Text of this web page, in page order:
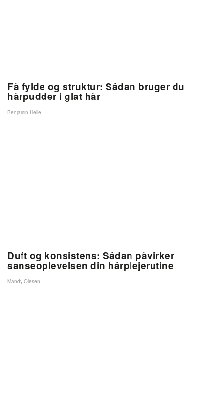
Få fylde og struktur: Sådan bruger du
hårpudder i glat hår
Benjamin Helle
Duft og konsistens: Sådan påvirker
sanseoplevelsen din hårplejerutine
Mandy Olesen